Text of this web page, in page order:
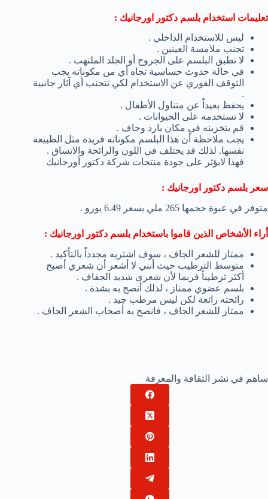
تعليمات استخدام بلسم دكتور اورجانيك :
ليس للاستخدام الداخلي .
تجنب ملامسة العينين .
لا تطبق البلسم على الجروح أو الجلد الملتهب .
في حالة حدوث حساسية تجاه أي من مكوناته يجب
التوقف الفوري عن الاستخدام لكي تتجنب أي آثار جانبية
.
يحفظ بعيداً عن متناول الأطفال .
لا تستخدمه على الحيوانات .
قم بتخزينه في مكان بارد وجاف .
يجب ملاحظة أن هذا البلسم مكوناته فريدة مثل الطبيعة
نفسها. لذلك قد يختلف في اللون والرائحة والاتساق .
فهذا لايؤثر على جودة منتجات شركة دكتور أورجانيك
سعر بلسم دكتور اورجانيك :
متوفر في عبوة حجمها 265 ملي بسعر 6.49 يورو .
أراء الأشخاص الذين قاموا باستخدام بلسم دكتور اورجانيك :
ممتاز للشعر الجاف ، سوف اشتريه مجدداً بالتأكيد .
متوسط الترطيب حيث أنني لا أشعر أن شعري أصبح
أكثر ترطيباً فربما لأن شعري شديد الجفاف .
بلسم عضوي ممتاز ، لذلك أنصح به بشدة .
رائحته رائعة لكن ليس مرطب جيد .
ممتاز للشعر الجاف ، فانصح به أصحاب الشعر الجاف .
ساهم في نشر الثقافة والمعرفة